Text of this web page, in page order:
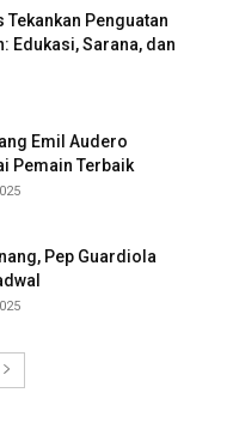
Tekankan Penguatan
Edukasi, Sarana, dan
Emil Audero
Pemain Terbaik
Pep Guardiola